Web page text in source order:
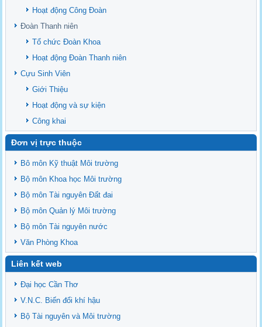
Danh Mục các Đề Tài NCKH cấp Tỉnh năm 2024
Văn bản - Quy định
Ban chấp hành Đảng bộ khoa
Hoạt động Công Đoàn
Đoàn Thanh niên
Tổ chức Đoàn Khoa
Hoạt động Đoàn Thanh niên
Cựu Sinh Viên
Giới Thiệu
Hoạt động và sự kiện
Công khai
Đơn vị trực thuộc
Bô môn Kỹ thuật Môi trường
Bộ môn Khoa học Môi trường
Bộ môn Tài nguyên Đất đai
Bộ môn Quản lý Môi trường
Bộ môn Tài nguyên nước
Văn Phòng Khoa
Liên kết web
Đại học Cần Thơ
V.N.C. Biến đổi khí hậu
Bộ Tài nguyên và Môi trường